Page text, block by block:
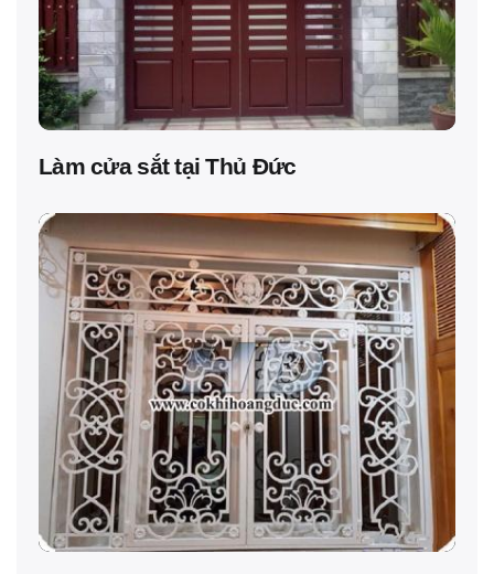
Làm cửa sắt tại Thủ Đức